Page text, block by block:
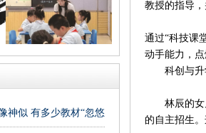
神似 有多少教材“忽悠”我们
教授的指导
通过“科技课
动手能力，
科创与升
林辰的女儿
的自主招生